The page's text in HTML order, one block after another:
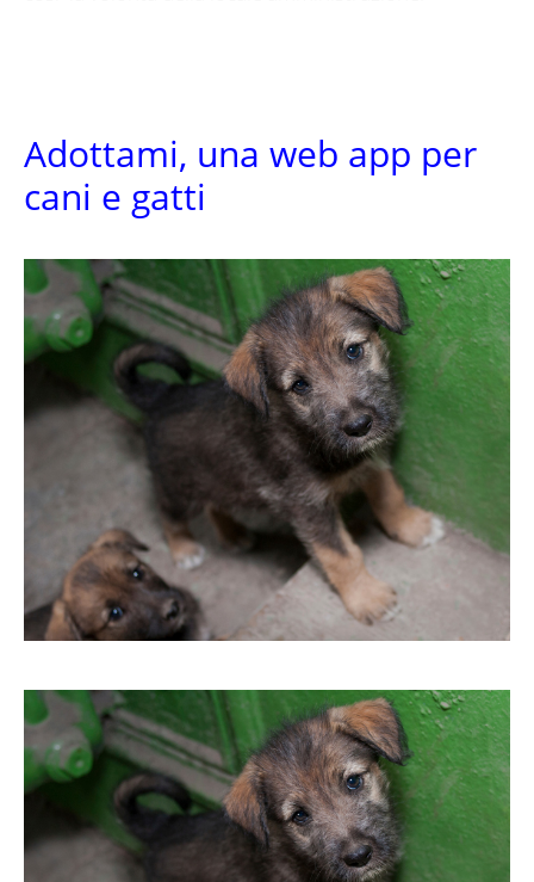
Adottami, una web app per
cani e gatti